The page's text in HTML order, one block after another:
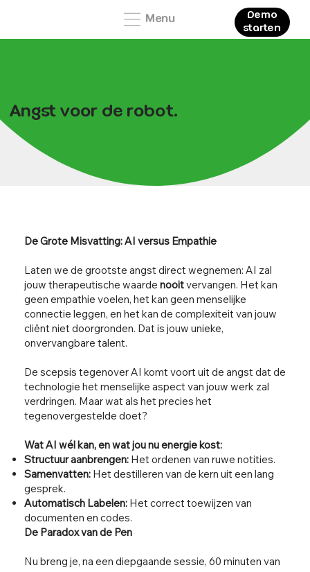
Menu
Demo
starten
Angst voor de robot.
De Grote Misvatting: AI versus Empathie
Laten we de grootste angst direct wegnemen: AI zal
jouw therapeutische waardenooitvervangen. Het kan
geen empathie voelen, het kan geen menselijke
connectie leggen, en het kan de complexiteit van jouw
cliënt niet doorgronden. Dat is jouw unieke,
onvervangbare talent.
De scepsis tegenover AI komt voort uit de angst dat de
technologie het menselijke aspect van jouw werk zal
verdringen. Maar wat als het precies het
tegenovergestelde doet?
Wat AI wél kan, en wat jou nu energie kost:
Structuur aanbrengen: Het ordenen van ruwe notities.
Samenvatten: Het destilleren van de kern uit een lang
gesprek.
Automatisch Labelen: Het correct toewijzen van
documenten en codes.
De Paradox van de Pen
Nu breng je, na een diepgaande sessie, 60 minuten van